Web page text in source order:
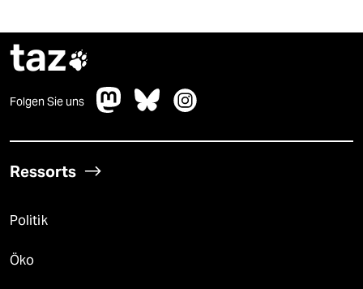
taz
Folgen Sie uns
Ressorts
Politik
Öko